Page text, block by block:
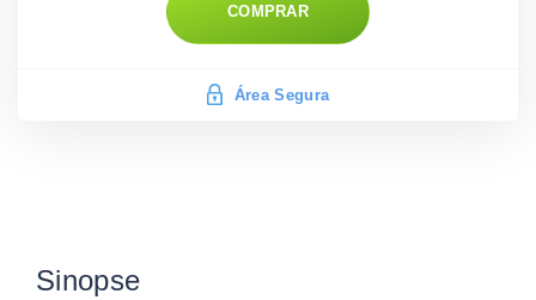
COMPRAR
Área Segura
Sinopse